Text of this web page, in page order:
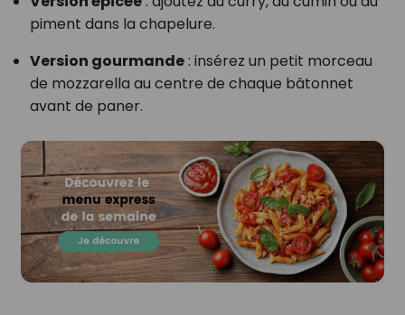
piment dans la chapelure.
Version gourmande: insérez un petit morceau
de mozzarella au centre de chaque bâtonnet
avant de paner.